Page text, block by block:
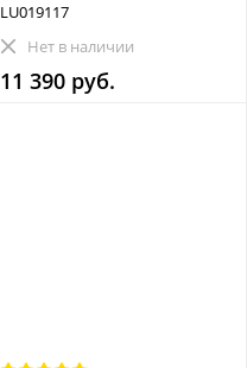
LU019117
Нет в наличии
11 390 руб.